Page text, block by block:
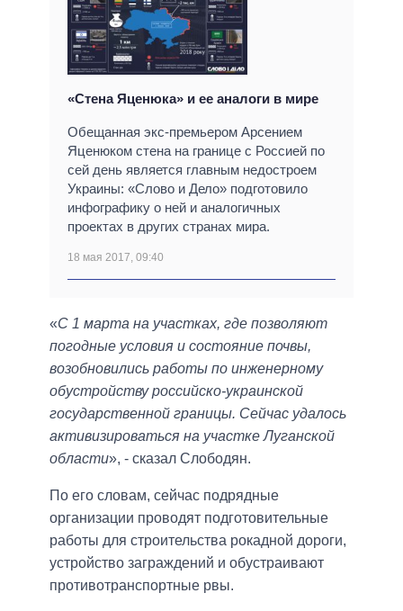
«Стена Яценюка» и ее аналоги в мире
Обещанная экс-премьером Арсением
Яценюком стена на границе с Россией по
сей день является главным недостроем
Украины: «Слово и Дело» подготовило
инфографику о ней и аналогичных
проектах в других странах мира.
18 мая 2017, 09:40
«С 1 марта на участках, где позволяют
погодные условия и состояние почвы,
возобновились работы по инженерному
обустройству российско-украинской
государственной границы. Сейчас удалось
активизироваться на участке Луганской
области», - сказал Слободян.
По его словам, сейчас подрядные
организации проводят подготовительные
работы для строительства рокадной дороги,
устройство заграждений и обустраивают
противотранспортные рвы.